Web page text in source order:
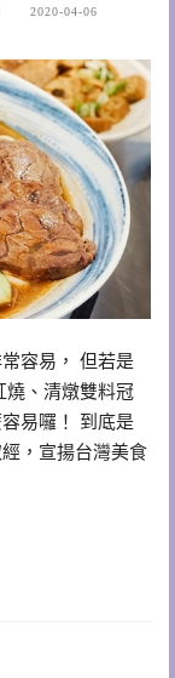
2020-04-06
容易， 但若是
燒、清燉雙料冠
易囉！ 到底是
，宣揚台灣美食